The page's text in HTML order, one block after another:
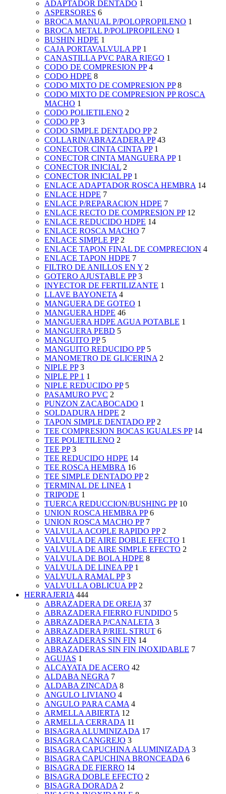
ADAPTADOR DENTADO 1
ASPERSORES 6
BROCA MANUAL P/POLOPROPILENO 1
BROCA METAL P/POLIPROPILENO 1
BUSHIN HDPE 1
CAJA PORTAVALVULA PP 1
CANASTILLA PVC PARA RIEGO 1
CODO DE COMPRESION PP 4
CODO HDPE 8
CODO MIXTO DE COMPRESION PP 8
CODO MIXTO DE COMPRESION PP ROSCA
MACHO 1
CODO POLIETILENO 2
CODO PP 3
CODO SIMPLE DENTADO PP 2
COLLARIN/ABRAZADERA PP 43
CONECTOR CINTA CINTA PP 1
CONECTOR CINTA MANGUERA PP 1
CONECTOR INICIAL 2
CONECTOR INICIAL PP 1
ENLACE ADAPTADOR ROSCA HEMBRA 14
ENLACE HDPE 7
ENLACE P/REPARACION HDPE 7
ENLACE RECTO DE COMPRESION PP 12
ENLACE REDUCIDO HDPE 14
ENLACE ROSCA MACHO 7
ENLACE SIMPLE PP 2
ENLACE TAPON FINAL DE COMPRECION 4
ENLACE TAPON HDPE 7
FILTRO DE ANILLOS EN Y 2
GOTERO AJUSTABLE PP 3
INYECTOR DE FERTILIZANTE 1
LLAVE BAYONETA 4
MANGUERA DE GOTEO 1
MANGUERA HDPE 46
MANGUERA HDPE AGUA POTABLE 1
MANGUERA PEBD 5
MANGUITO PP 5
MANGUITO REDUCIDO PP 5
MANOMETRO DE GLICERINA 2
NIPLE PP 3
NIPLE PP 1 1
NIPLE REDUCIDO PP 5
PASAMURO PVC 2
PUNZON ZACABOCADO 1
SOLDADURA HDPE 2
TAPON SIMPLE DENTADO PP 2
TEE COMPRESION BOCAS IGUALES PP 14
TEE POLIETILENO 2
TEE PP 3
TEE REDUCIDO HDPE 14
TEE ROSCA HEMBRA 16
TEE SIMPLE DENTADO PP 2
TERMINAL DE LINEA 1
TRIPODE 1
TUERCA REDUCCION/BUSHING PP 10
UNION ROSCA HEMBRA PP 6
UNION ROSCA MACHO PP 7
VALVULA ACOPLE RAPIDO PP 2
VALVULA DE AIRE DOBLE EFECTO 1
VALVULA DE AIRE SIMPLE EFECTO 2
VALVULA DE BOLA HDPE 8
VALVULA DE LINEA PP 1
VALVULA RAMAL PP 3
VALVULLA OBLICUA PP 2
HERRAJERIA 444
ABRAZADERA DE OREJA 37
ABRAZADERA FIERRO FUNDIDO 5
ABRAZADERA P/CANALETA 3
ABRAZADERA P/RIEL STRUT 6
ABRAZADERAS SIN FIN 14
ABRAZADERAS SIN FIN INOXIDABLE 7
AGUJAS 1
ALCAYATA DE ACERO 42
ALDABA NEGRA 7
ALDABA ZINCADA 8
ANGULO LIVIANO 4
ANGULO PARA CAMA 4
ARMELLA ABIERTA 12
ARMELLA CERRADA 11
BISAGRA ALUMINIZADA 17
BISAGRA CANGREJO 3
BISAGRA CAPUCHINA ALUMINIZADA 3
BISAGRA CAPUCHINA BRONCEADA 6
BISAGRA DE FIERRO 14
BISAGRA DOBLE EFECTO 2
BISAGRA DORADA 2